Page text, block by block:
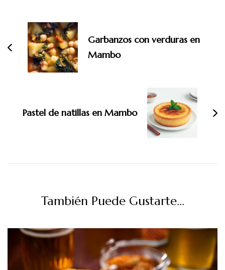
entradas
Garbanzos con verduras en
Mambo
Pastel de natillas en Mambo
También Puede Gustarte...